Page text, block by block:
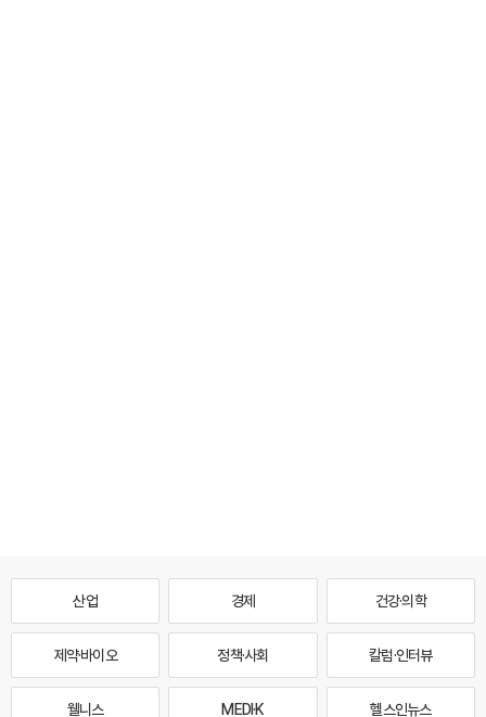
산업 경제 건강·의학
제약·바이오 정책·사회 칼럼·인터뷰
웰니스 MEDI·K 헬스인뉴스